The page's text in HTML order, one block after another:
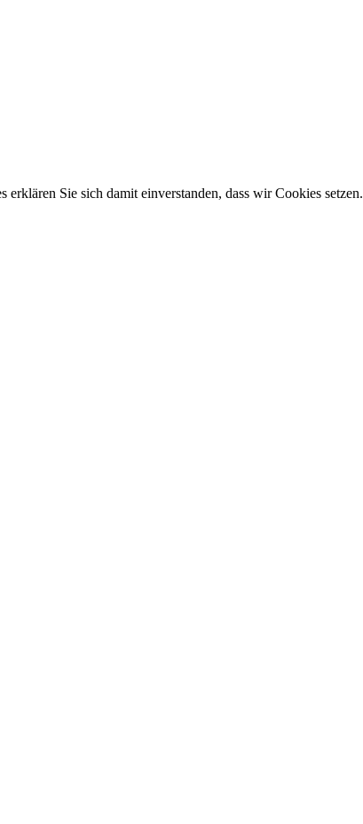
Sie sich damit einverstanden, dass wir Cookies setzen.